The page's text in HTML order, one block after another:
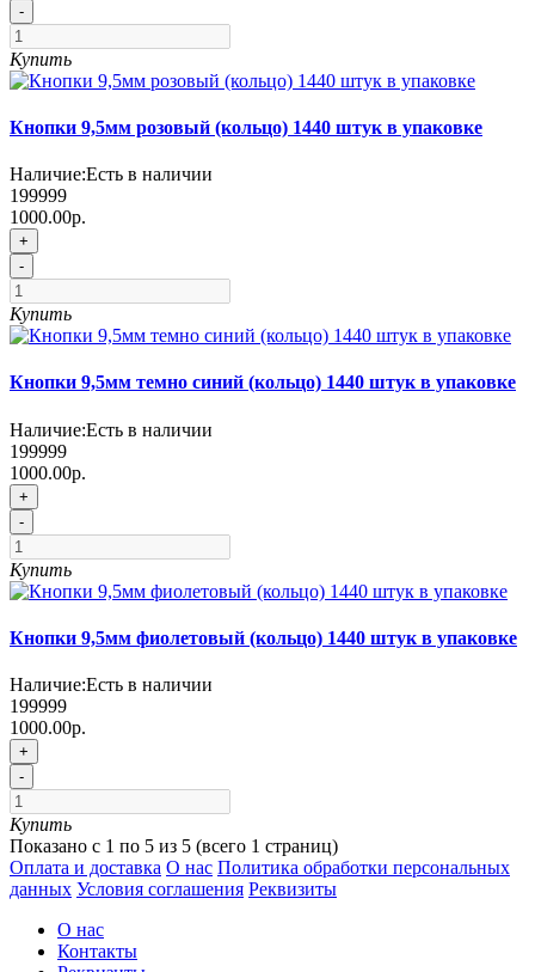
-
Купить
Кнопки 9,5мм розовый (кольцо) 1440 штук в упаковке
Наличие:Есть в наличии
199999
1000.00р.
+
-
Купить
Кнопки 9,5мм темно синий (кольцо) 1440 штук в упаковке
Наличие:Есть в наличии
199999
1000.00р.
+
-
Купить
Кнопки 9,5мм фиолетовый (кольцо) 1440 штук в упаковке
Наличие:Есть в наличии
199999
1000.00р.
+
-
Купить
Показано с 1 по 5 из 5 (всего 1 страниц)
Оплата и доставка О нас Политика обработки персональных
данных Условия соглашения Реквизиты
О нас
Контакты